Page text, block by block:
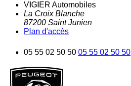
VIGIER Automobiles
La Croix Blanche
87200 Saint Junien
Plan d'accès
05 55 02 50 50 05 55 02 50 50